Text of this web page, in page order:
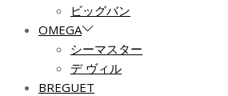
ビッグバン
OMEGA
シーマスター
デ ヴィル
BREGUET